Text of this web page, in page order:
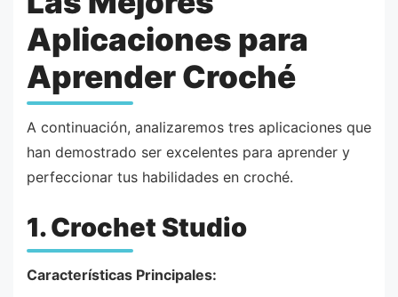
Aplicaciones para
Aprender Croché
A continuación, analizaremos tres aplicaciones que
han demostrado ser excelentes para aprender y
perfeccionar tus habilidades en croché.
1. Crochet Studio
Características Principales: